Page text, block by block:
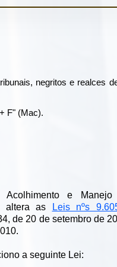
negritos e realces
F" (Mac).
e Manejo
altera as
Leis nºs
de 20 de setembro de
a seguinte Lei: